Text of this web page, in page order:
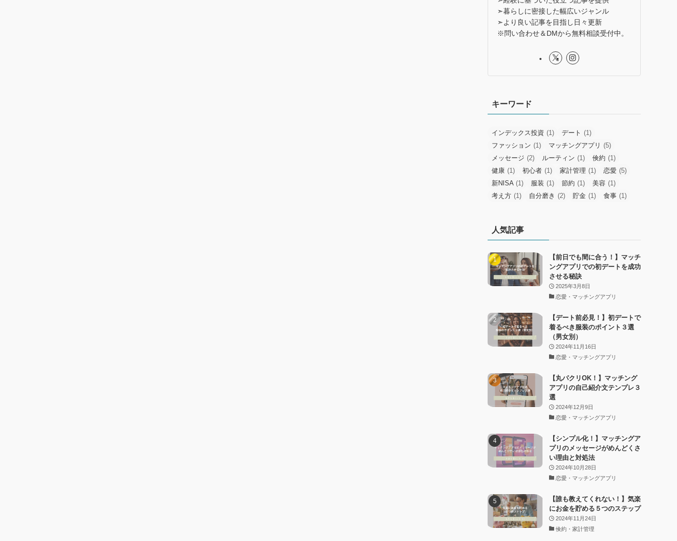
➣暮らしに密接した幅広いジャンル
➣より良い記事を目指し日々更新
※問い合わせ＆DMから無料相談受付中。
キーワード
インデックス投資 (1) デート (1)
ファッション (1) マッチングアプリ (5)
メッセージ (2) ルーティン (1) 倹約 (1)
健康 (1) 初心者 (1) 家計管理 (1) 恋愛 (5)
新NISA (1) 服装 (1) 節約 (1) 美容 (1)
考え方 (1) 自分磨き (2) 貯金 (1) 食事 (1)
人気記事
【前日でも間に合う！】マッチ
ングアプリでの初デートを成功
させる秘訣
2025年3月8日
恋愛・マッチングアプリ
【デート前必見！】初デートで
着るべき服装のポイント３選
（男女別）
2024年11月16日
恋愛・マッチングアプリ
【丸パクリOK！】マッチング
アプリの自己紹介文テンプレ３
選
2024年12月9日
恋愛・マッチングアプリ
【シンプル化！】マッチングア
プリのメッセージがめんどくさ
い理由と対処法
2024年10月28日
恋愛・マッチングアプリ
【誰も教えてくれない！】気楽
にお金を貯める５つのステップ
2024年11月24日
倹約・家計管理